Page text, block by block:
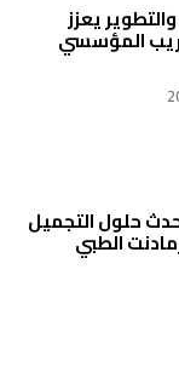
يعزز
المؤسسي
حلول التجميل
الطبي